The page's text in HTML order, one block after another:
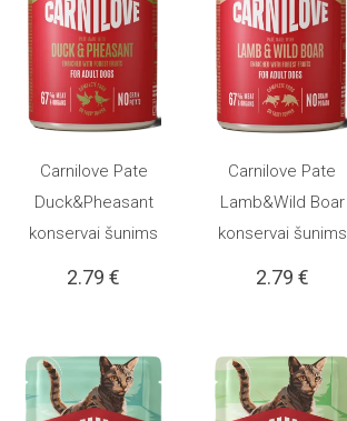
Į KREPŠELĮ
Carnilove Pate
Duck&Pheasant
konservai šunims
2.79€
Į KREPŠELĮ
Carnilove Pate
Lamb&Wild Boar
konservai šunims
2.79 €